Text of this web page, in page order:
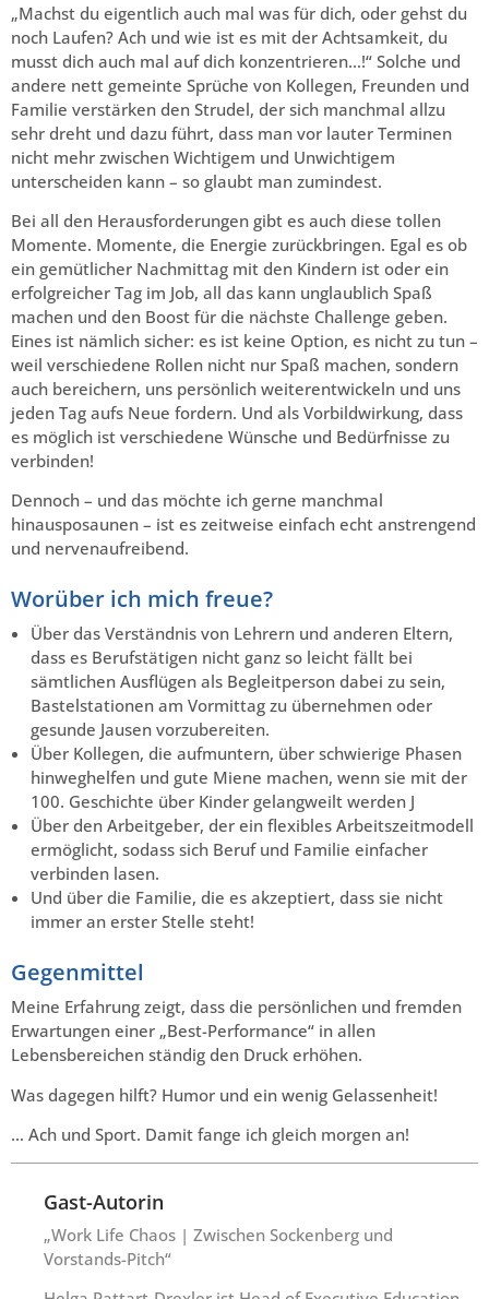
„Machst du eigentlich auch mal was für dich, oder gehst du
noch Laufen? Ach und wie ist es mit der Achtsamkeit, du
musst dich auch mal auf dich konzentrieren…!“ Solche und
andere nett gemeinte Sprüche von Kollegen, Freunden und
Familie verstärken den Strudel, der sich manchmal allzu
sehr dreht und dazu führt, dass man vor lauter Terminen
nicht mehr zwischen Wichtigem und Unwichtigem
unterscheiden kann – so glaubt man zumindest.
Bei all den Herausforderungen gibt es auch diese tollen
Momente. Momente, die Energie zurückbringen. Egal es ob
ein gemütlicher Nachmittag mit den Kindern ist oder ein
erfolgreicher Tag im Job, all das kann unglaublich Spaß
machen und den Boost für die nächste Challenge geben.
Eines ist nämlich sicher: es ist keine Option, es nicht zu tun –
weil verschiedene Rollen nicht nur Spaß machen, sondern
auch bereichern, uns persönlich weiterentwickeln und uns
jeden Tag aufs Neue fordern. Und als Vorbildwirkung, dass
es möglich ist verschiedene Wünsche und Bedürfnisse zu
verbinden!
Dennoch – und das möchte ich gerne manchmal
hinausposaunen – ist es zeitweise einfach echt anstrengend
und nervenaufreibend.
Worüber ich mich freue?
Über das Verständnis von Lehrern und anderen Eltern,
dass es Berufstätigen nicht ganz so leicht fällt bei
sämtlichen Ausflügen als Begleitperson dabei zu sein,
Bastelstationen am Vormittag zu übernehmen oder
gesunde Jausen vorzubereiten.
Über Kollegen, die aufmuntern, über schwierige Phasen
hinweghelfen und gute Miene machen, wenn sie mit der
100. Geschichte über Kinder gelangweilt werden J
Über den Arbeitgeber, der ein flexibles Arbeitszeitmodell
ermöglicht, sodass sich Beruf und Familie einfacher
verbinden lasen.
Und über die Familie, die es akzeptiert, dass sie nicht
immer an erster Stelle steht!
Gegenmittel
Meine Erfahrung zeigt, dass die persönlichen und fremden
Erwartungen einer „Best-Performance“ in allen
Lebensbereichen ständig den Druck erhöhen.
Was dagegen hilft? Humor und ein wenig Gelassenheit!
… Ach und Sport. Damit fange ich gleich morgen an!
Gast-Autorin
„Work Life Chaos | Zwischen Sockenberg und
Vorstands-Pitch“